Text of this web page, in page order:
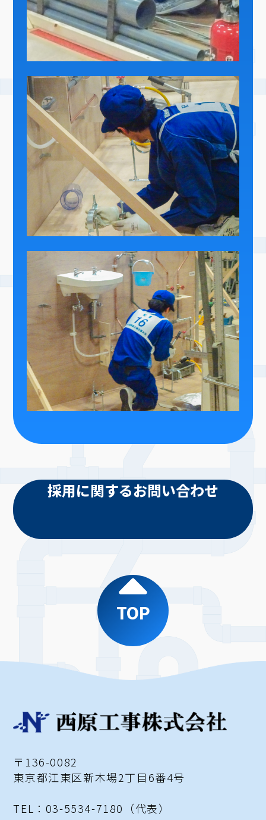
採用に関するお問い合わせ
TOP
〒136-0082
東京都江東区新木場2丁目6番4号
TEL：03-5534-7180（代表）